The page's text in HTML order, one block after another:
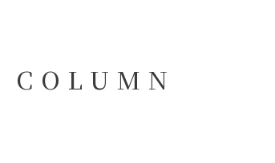
C O L U M N